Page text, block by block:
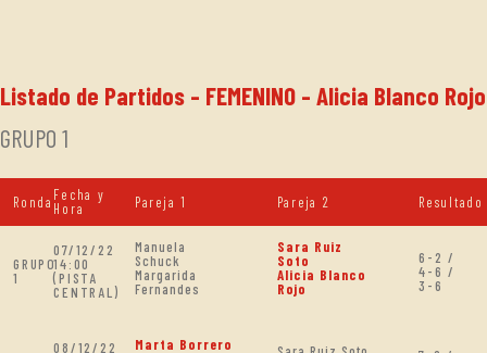
Listado de Partidos - FEMENINO - Alicia Blanco Rojo
GRUPO 1
Ronda Fecha y
Hora
Pareja 1 Pareja 2 Resultado
GRUPO
1
07/12/22
14:00
(PISTA
CENTRAL)
Manuela
Schuck
Margarida
Fernandes
Sara Ruiz
Soto
Alicia Blanco
Rojo
6-2 /
4-6 /
3-6
08/12/22
Marta Borrero